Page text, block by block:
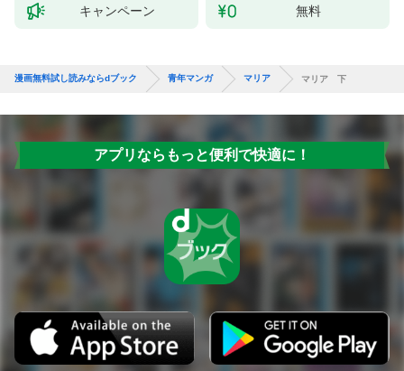
キャンペーン 無料
漫画無料試し読みならdブック 青年マンガ マリア マリア 下
アプリならもっと便利で快適に！